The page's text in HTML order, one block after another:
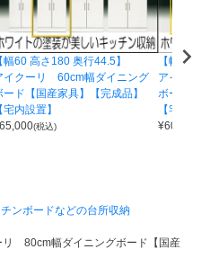
【幅60 高さ180 奥行44.5】
イクーリ 60cm幅ダイニング
ード【国産家具】【完成品】
【宅内設置】
65,000(税込)
【幅50
アイク
ボード
【宅内
¥60,000
ンボードなどの台所収納
リ 80cm幅ダイニングボード【国産